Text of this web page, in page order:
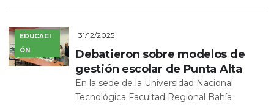
EDUCACI
ÓN
31/12/2025
Debatieron sobre modelos de
gestión escolar de Punta Alta
En la sede de la Universidad Nacional
Tecnológica Facultad Regional Bahía